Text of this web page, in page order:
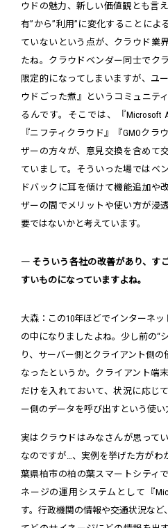
ウドの魅力、新しい価値観とも言
有”から”利用”に変化することによ
ていないという点が、クラウド業
たね。クラウドベンダー同士でク
限定的になってしまいますが、ユ
ウドごった煮』というコミュニテ
るんです。そこでは、『Microsoft
『ニフティクラウド』『GMOク
ザーの方々が、意見交換を含めて
ていまして。そういった場ではベ
ドバックに耳を傾けて機能追加や
ザーの間でメリットや使い方が浸
要ではないかと考えています。
― そういう各社の改善があり、す
すいものになっていますよね。
大森：この10年ほどでインターネ
の中になりましたよね。少し前の“
り、サーバー側とクライアント側
なったというか。クライアント端
だけを入れておいて、状況に応じ
ー側のデータを呼び出すという使い
実はクラウドはみなさんが思って
なのですが…、実例を挙げた方がわ
葉県柏市の柏の葉スマートシティ
ネージの運用システムとして『
す。行政機関の情報や交通状況な